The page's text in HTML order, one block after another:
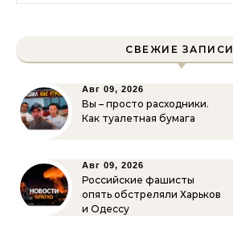
СВЕЖИЕ ЗАПИСИ
Авг 09, 2026
Вы – просто расходники.
Как туалетная бумага
Авг 09, 2026
Российские фашисты
опять обстреляли Харьков
и Одессу